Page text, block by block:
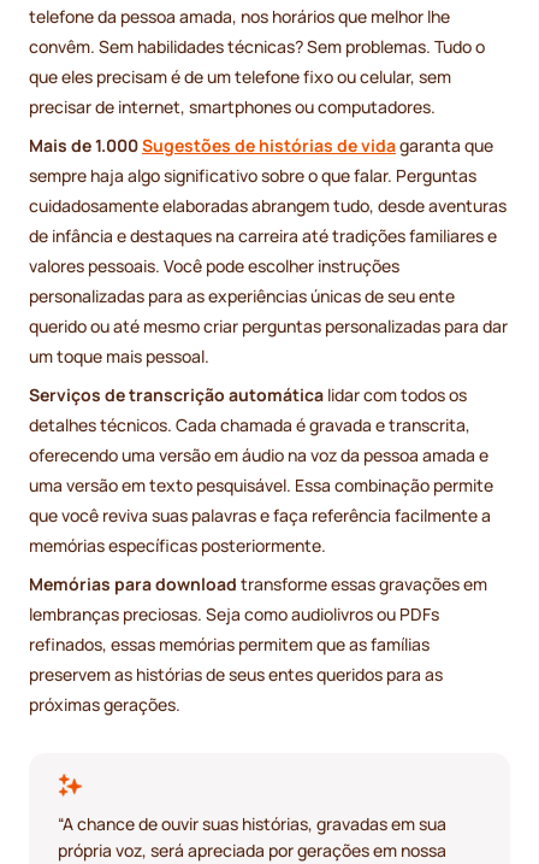
telefone da pessoa amada, nos horários que melhor lhe
convêm. Sem habilidades técnicas? Sem problemas. Tudo o
que eles precisam é de um telefone fixo ou celular, sem
precisar de internet, smartphones ou computadores.
Mais de 1.000Sugestões de histórias de vidagaranta que
sempre haja algo significativo sobre o que falar. Perguntas
cuidadosamente elaboradas abrangem tudo, desde aventuras
de infância e destaques na carreira até tradições familiares e
valores pessoais. Você pode escolher instruções
personalizadas para as experiências únicas de seu ente
querido ou até mesmo criar perguntas personalizadas para dar
um toque mais pessoal.
Serviços de transcrição automática lidar com todos os
detalhes técnicos. Cada chamada é gravada e transcrita,
oferecendo uma versão em áudio na voz da pessoa amada e
uma versão em texto pesquisável. Essa combinação permite
que você reviva suas palavras e faça referência facilmente a
memórias específicas posteriormente.
Memórias para download transforme essas gravações em
lembranças preciosas. Seja como audiolivros ou PDFs
refinados, essas memórias permitem que as famílias
preservem as histórias de seus entes queridos para as
próximas gerações.
“A chance de ouvir suas histórias, gravadas em sua
própria voz, será apreciada por gerações em nossa